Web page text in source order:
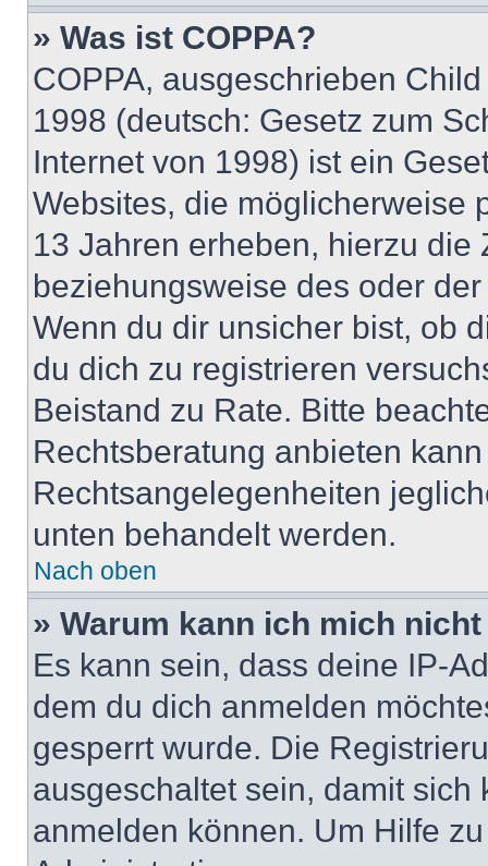
» Was ist COPPA?
COPPA, ausgeschrieben
1998 (deutsch: Gesetz zum
Internet von 1998) ist ein
Websites, die möglicherweise
13 Jahren erheben, hierzu die
beziehungsweise des oder
Wenn du dir unsicher bist, ob
du dich zu registrieren
Beistand zu Rate. Bitte
Rechtsberatung anbieten
Rechtsangelegenheiten
unten behandelt werden.
Nach oben
» Warum kann ich mich
Es kann sein, dass deine IP-
dem du dich anmelden
gesperrt wurde. Die
ausgeschaltet sein, damit
anmelden können. Um Hilfe